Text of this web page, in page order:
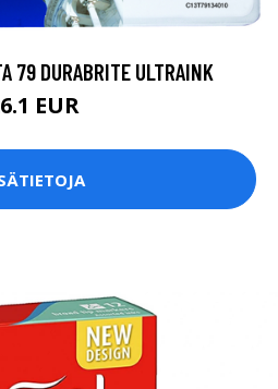
79 DURABRITE ULTRAINK
EUR